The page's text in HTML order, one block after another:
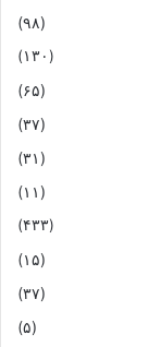
(۹۸)
(۱۳۰)
(۶۵)
(۳۷)
(۳۱)
(۱۱)
(۴۳۳)
(۱۵)
(۳۷)
(۵)